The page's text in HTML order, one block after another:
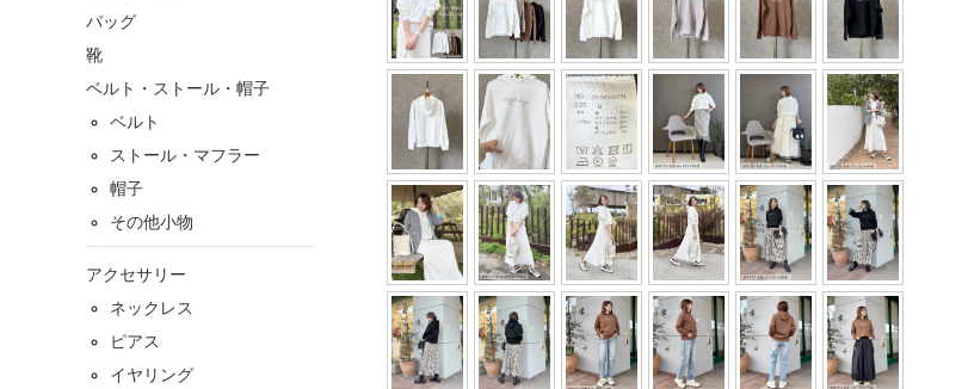
バッグ
靴
ベルト・ストール・帽子
ベルト
ストール・マフラー
帽子
その他小物
アクセサリー
ネックレス
ピアス
イヤリング